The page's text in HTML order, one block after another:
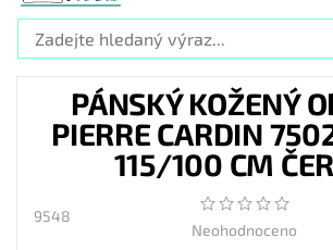
PÁNSKÝ KOŽENÝ
PIERRE CARDIN
115/100 CM
9548
Neohodnoceno